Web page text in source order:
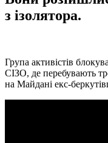
з ізолятора.
Група активістів
СІЗО, де перебувають
на Майдані екс-